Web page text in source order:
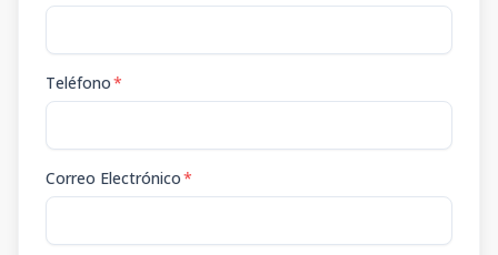
Teléfono*
Correo Electrónico*